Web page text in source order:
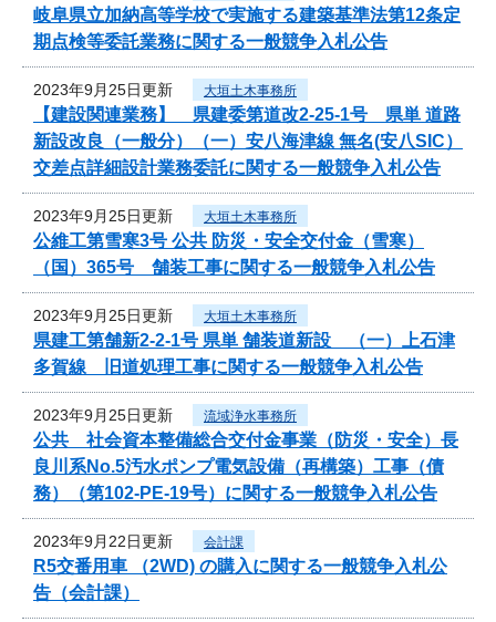
岐阜県立加納高等学校で実施する建築基準法第12条定
期点検等委託業務に関する一般競争入札公告
2023年9月25日更新 大垣土木事務所
【建設関連業務】 県建委第道改2-25-1号 県単 道路
新設改良（一般分）（一）安八海津線 無名(安八SIC）
交差点詳細設計業務委託に関する一般競争入札公告
2023年9月25日更新 大垣土木事務所
公維工第雪寒3号 公共 防災・安全交付金（雪寒）
（国）365号 舗装工事に関する一般競争入札公告
2023年9月25日更新 大垣土木事務所
県建工第舗新2-2-1号 県単 舗装道新設 （一）上石津
多賀線 旧道処理工事に関する一般競争入札公告
2023年9月25日更新 流域浄水事務所
公共 社会資本整備総合交付金事業（防災・安全）長
良川系No.5汚水ポンプ電気設備（再構築）工事（債
務）（第102-PE-19号）に関する一般競争入札公告
2023年9月22日更新 会計課
R5交番用車 （2WD) の購入に関する一般競争入札公
告（会計課）